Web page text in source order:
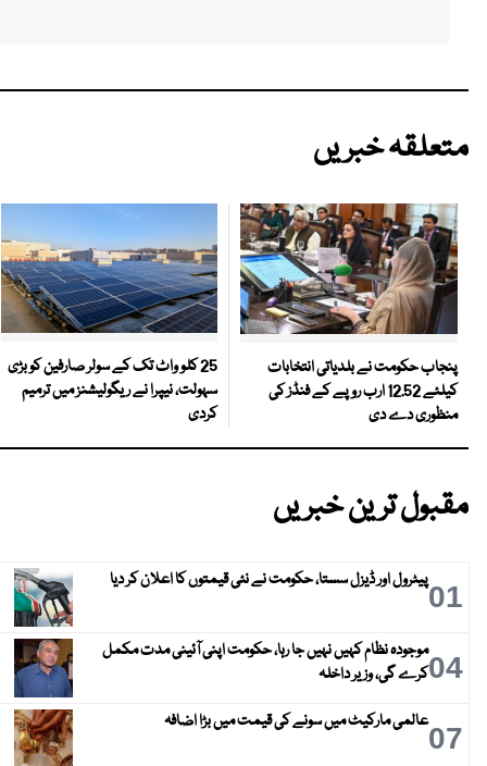
متعلقہ خبریں
پنجاب حکومت نے بلدیاتی انتخابات
کیلئے 12.52 ارب روپے کے فنڈز کی
منظوری دے دی
25 کلو واٹ تک کے سولر صارفین کو بڑی
سہولت، نیپرا نے ریگولیشنز میں ترمیم
کردی
مقبول ترین خبریں
01پیٹرول اور ڈیزل سستا، حکومت نے نئی قیمتوں کا اعلان کر دیا
04موجودہ نظام کہیں نہیں جا رہا، حکومت اپنی آئینی مدت مکمل
کرے گی، وزیر داخلہ
07عالمی مارکیٹ میں سونے کی قیمت میں بڑا اضافہ